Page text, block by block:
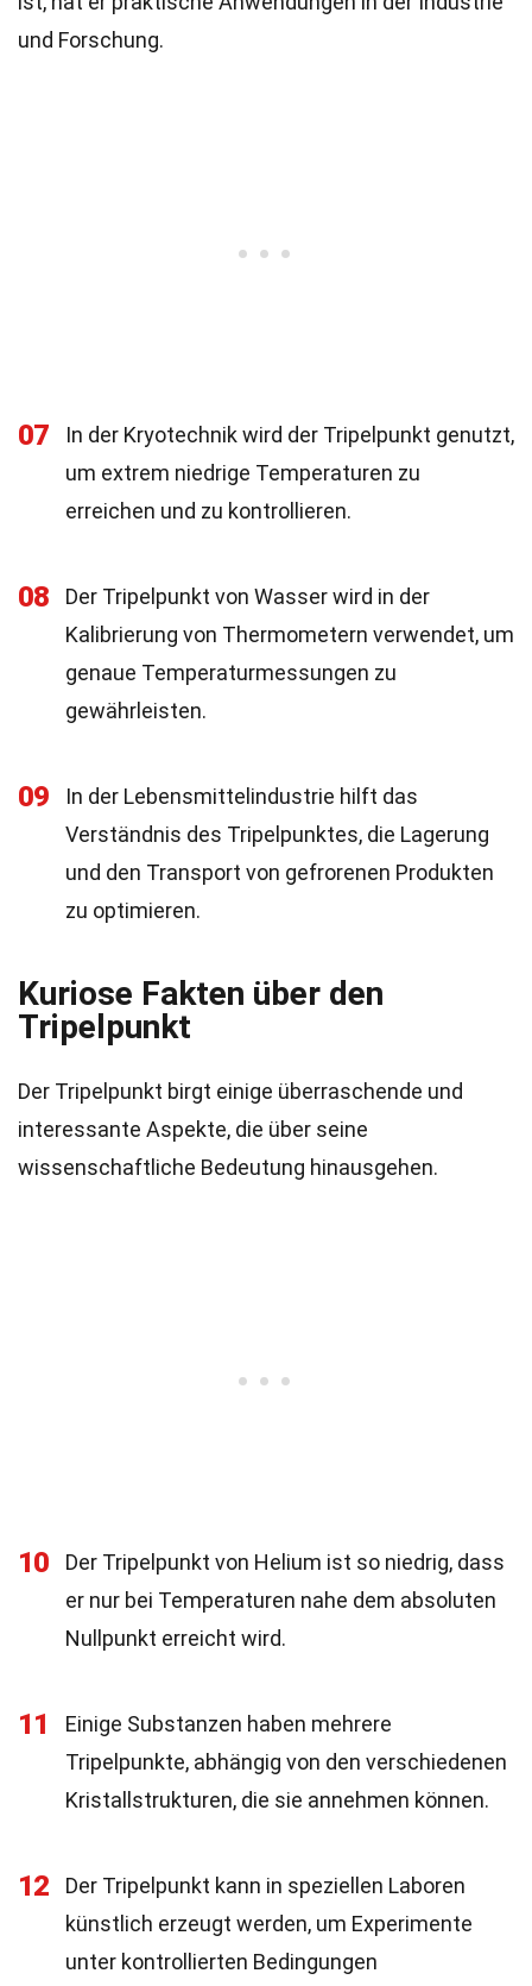
und Forschung.
07
In der Kryotechnik wird der Tripelpunkt genutzt,
um extrem niedrige Temperaturen zu
erreichen und zu kontrollieren.
08
Der Tripelpunkt von Wasser wird in der
Kalibrierung von Thermometern verwendet, um
genaue Temperaturmessungen zu
gewährleisten.
09
In der Lebensmittelindustrie hilft das
Verständnis des Tripelpunktes, die Lagerung
und den Transport von gefrorenen Produkten
zu optimieren.
Kuriose Fakten über den
Tripelpunkt
Der Tripelpunkt birgt einige überraschende und
interessante Aspekte, die über seine
wissenschaftliche Bedeutung hinausgehen.
10
Der Tripelpunkt von Helium ist so niedrig, dass
er nur bei Temperaturen nahe dem absoluten
Nullpunkt erreicht wird.
11
Einige Substanzen haben mehrere
Tripelpunkte, abhängig von den verschiedenen
Kristallstrukturen, die sie annehmen können.
12
Der Tripelpunkt kann in speziellen Laboren
künstlich erzeugt werden, um Experimente
unter kontrollierten Bedingungen